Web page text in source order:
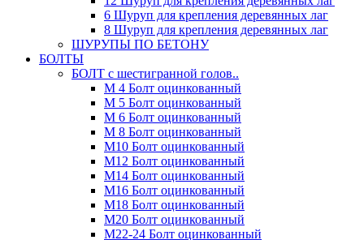
6 Шуруп для крепления деревянных лаг
8 Шуруп для крепления деревянных лаг
ШУРУПЫ ПО БЕТОНУ
БОЛТЫ
БОЛТ с шестигранной голов..
М 4 Болт оцинкованный
М 5 Болт оцинкованный
М 6 Болт оцинкованный
М 8 Болт оцинкованный
М10 Болт оцинкованный
М12 Болт оцинкованный
М14 Болт оцинкованный
М16 Болт оцинкованный
М18 Болт оцинкованный
М20 Болт оцинкованный
М22-24 Болт оцинкованный